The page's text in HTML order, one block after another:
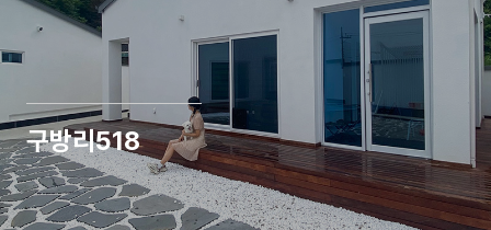
구방리518